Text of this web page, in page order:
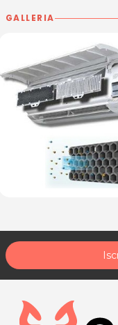
GALLERIA